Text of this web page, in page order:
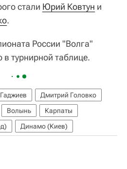
стали Юрий Ковтун и
.
России "Волга"
турнирной таблице.
Дмитрий Головко
Волынь
Карпаты
Динамо (Киев)